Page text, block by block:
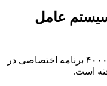
عامل
هواوی به یک دستاورد بزرگ با رسیدن به ۴۰۰۰ برنامه اختصاصی در